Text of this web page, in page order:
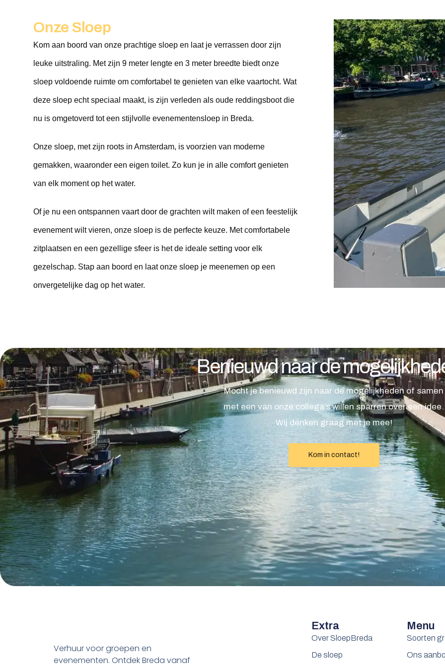
Onze Sloep
Kom aan boord van onze prachtige sloep en laat je verrassen door zijn
leuke uitstraling. Met zijn 9 meter lengte en 3 meter breedte biedt onze
sloep voldoende ruimte om comfortabel te genieten van elke vaartocht. Wat
deze sloep echt speciaal maakt, is zijn verleden als oude reddingsboot die
nu is omgetoverd tot een stijlvolle evenementensloep in Breda.
Onze sloep, met zijn roots in Amsterdam, is voorzien van moderne
gemakken, waaronder een eigen toilet. Zo kun je in alle comfort genieten
van elk moment op het water.
Of je nu een ontspannen vaart door de grachten wilt maken of een feestelijk
evenement wilt vieren, onze sloep is de perfecte keuze. Met comfortabele
zitplaatsen en een gezellige sfeer is het de ideale setting voor elk
gezelschap. Stap aan boord en laat onze sloep je meenemen op een
onvergetelijke dag op het water.
Benieuwd naar de
Mocht je benieuwd zijn naar de mogelijkheden of samen
met een van onze collega’s willen sparren over een idee.
Wij denken graag met je mee!
Kom in contact!
Verhuur voor groepen en
evenementen. Ontdek Breda vanaf
Extra
Over SloepBreda
De sloep
Menu
Soorten
Ons